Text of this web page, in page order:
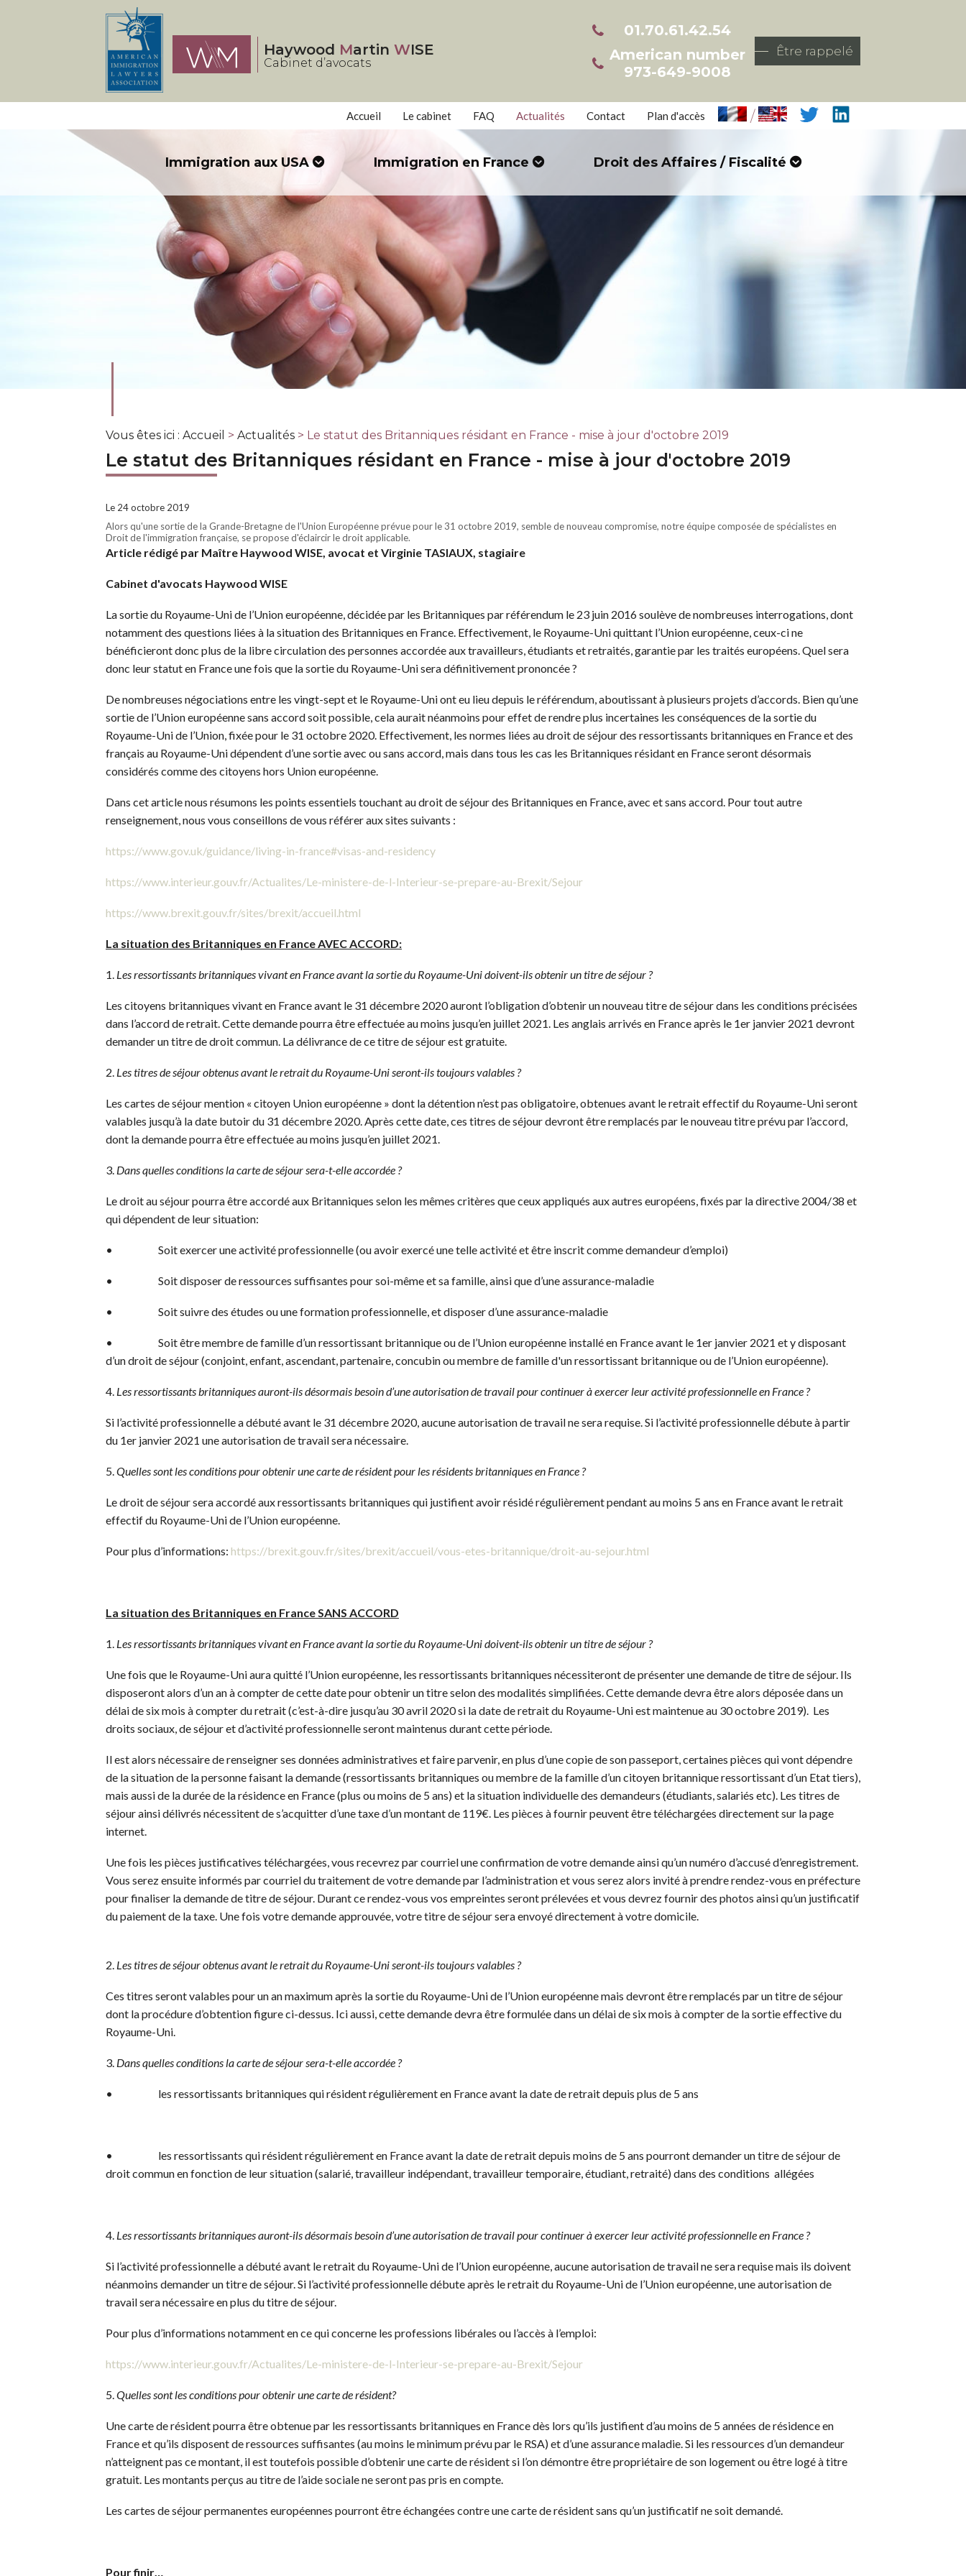
Haywood Martin WISE
Cabinet d’avocats
01.70.61.42.54
American number
973-649-9008
Être rappelé
Accueil Le cabinet FAQ Actualités Contact Plan d'accès /
Immigration aux USA Immigration en France Droit des Affaires / Fiscalité
Vous êtes ici : Accueil > Actualités > Le statut des Britanniques résidant en France - mise à jour d'octobre 2019
Le statut des Britanniques résidant en France - mise à jour d'octobre 2019
Le 24 octobre 2019
Alors qu'une sortie de la Grande-Bretagne de l'Union Européenne prévue pour le 31 octobre 2019, semble de nouveau compromise, notre équipe composée de spécialistes en
Droit de l'immigration française, se propose d'éclaircir le droit applicable.
Article rédigé par Maître Haywood WISE, avocat et Virginie TASIAUX, stagiaire
Cabinet d'avocats Haywood WISE
La sortie du Royaume-Uni de l’Union européenne, décidée par les Britanniques par référendum le 23 juin 2016 soulève de nombreuses interrogations, dont
notamment des questions liées à la situation des Britanniques en France. Effectivement, le Royaume-Uni quittant l’Union européenne, ceux-ci ne
bénéficieront donc plus de la libre circulation des personnes accordée aux travailleurs, étudiants et retraités, garantie par les traités européens. Quel sera
donc leur statut en France une fois que la sortie du Royaume-Uni sera définitivement prononcée ?
De nombreuses négociations entre les vingt-sept et le Royaume-Uni ont eu lieu depuis le référendum, aboutissant à plusieurs projets d’accords. Bien qu’une
sortie de l’Union européenne sans accord soit possible, cela aurait néanmoins pour effet de rendre plus incertaines les conséquences de la sortie du
Royaume-Uni de l’Union, fixée pour le 31 octobre 2020. Effectivement, les normes liées au droit de séjour des ressortissants britanniques en France et des
français au Royaume-Uni dépendent d’une sortie avec ou sans accord, mais dans tous les cas les Britanniques résidant en France seront désormais
considérés comme des citoyens hors Union européenne.
Dans cet article nous résumons les points essentiels touchant au droit de séjour des Britanniques en France, avec et sans accord. Pour tout autre
renseignement, nous vous conseillons de vous référer aux sites suivants :
https://www.gov.uk/guidance/living-in-france#visas-and-residency
https://www.interieur.gouv.fr/Actualites/Le-ministere-de-l-Interieur-se-prepare-au-Brexit/Sejour
https://www.brexit.gouv.fr/sites/brexit/accueil.html
La situation des Britanniques en France AVEC ACCORD:
1. Les ressortissants britanniques vivant en France avant la sortie du Royaume-Uni doivent-ils obtenir un titre de séjour ?
Les citoyens britanniques vivant en France avant le 31 décembre 2020 auront l’obligation d’obtenir un nouveau titre de séjour dans les conditions précisées
dans l’accord de retrait. Cette demande pourra être effectuée au moins jusqu’en juillet 2021. Les anglais arrivés en France après le 1er janvier 2021 devront
demander un titre de droit commun. La délivrance de ce titre de séjour est gratuite.
2. Les titres de séjour obtenus avant le retrait du Royaume-Uni seront-ils toujours valables ?
Les cartes de séjour mention « citoyen Union européenne » dont la détention n’est pas obligatoire, obtenues avant le retrait effectif du Royaume-Uni seront
valables jusqu’à la date butoir du 31 décembre 2020. Après cette date, ces titres de séjour devront être remplacés par le nouveau titre prévu par l’accord,
dont la demande pourra être effectuée au moins jusqu’en juillet 2021.
3. Dans quelles conditions la carte de séjour sera-t-elle accordée ?
Le droit au séjour pourra être accordé aux Britanniques selon les mêmes critères que ceux appliqués aux autres européens, fixés par la directive 2004/38 et
qui dépendent de leur situation:
• Soit exercer une activité professionnelle (ou avoir exercé une telle activité et être inscrit comme demandeur d’emploi)
• Soit disposer de ressources suffisantes pour soi-même et sa famille, ainsi que d’une assurance-maladie
• Soit suivre des études ou une formation professionnelle, et disposer d’une assurance-maladie
• Soit être membre de famille d’un ressortissant britannique ou de l’Union européenne installé en France avant le 1er janvier 2021 et y disposant
d’un droit de séjour (conjoint, enfant, ascendant, partenaire, concubin ou membre de famille d'un ressortissant britannique ou de l’Union européenne).
4. Les ressortissants britanniques auront-ils désormais besoin d’une autorisation de travail pour continuer à exercer leur activité professionnelle en France ?
Si l’activité professionnelle a débuté avant le 31 décembre 2020, aucune autorisation de travail ne sera requise. Si l’activité professionnelle débute à partir
du 1er janvier 2021 une autorisation de travail sera nécessaire.
5. Quelles sont les conditions pour obtenir une carte de résident pour les résidents britanniques en France ?
Le droit de séjour sera accordé aux ressortissants britanniques qui justifient avoir résidé régulièrement pendant au moins 5 ans en France avant le retrait
effectif du Royaume-Uni de l’Union européenne.
Pour plus d’informations: https://brexit.gouv.fr/sites/brexit/accueil/vous-etes-britannique/droit-au-sejour.html
La situation des Britanniques en France SANS ACCORD
1. Les ressortissants britanniques vivant en France avant la sortie du Royaume-Uni doivent-ils obtenir un titre de séjour ?
Une fois que le Royaume-Uni aura quitté l’Union européenne, les ressortissants britanniques nécessiteront de présenter une demande de titre de séjour. Ils
disposeront alors d’un an à compter de cette date pour obtenir un titre selon des modalités simplifiées. Cette demande devra être alors déposée dans un
délai de six mois à compter du retrait (c’est-à-dire jusqu’au 30 avril 2020 si la date de retrait du Royaume-Uni est maintenue au 30 octobre 2019). Les
droits sociaux, de séjour et d’activité professionnelle seront maintenus durant cette période.
Il est alors nécessaire de renseigner ses données administratives et faire parvenir, en plus d’une copie de son passeport, certaines pièces qui vont dépendre
de la situation de la personne faisant la demande (ressortissants britanniques ou membre de la famille d’un citoyen britannique ressortissant d’un Etat tiers),
mais aussi de la durée de la résidence en France (plus ou moins de 5 ans) et la situation individuelle des demandeurs (étudiants, salariés etc). Les titres de
séjour ainsi délivrés nécessitent de s’acquitter d’une taxe d’un montant de 119€. Les pièces à fournir peuvent être téléchargées directement sur la page
internet.
Une fois les pièces justificatives téléchargées, vous recevrez par courriel une confirmation de votre demande ainsi qu’un numéro d’accusé d’enregistrement.
Vous serez ensuite informés par courriel du traitement de votre demande par l’administration et vous serez alors invité à prendre rendez-vous en préfecture
pour finaliser la demande de titre de séjour. Durant ce rendez-vous vos empreintes seront prélevées et vous devrez fournir des photos ainsi qu’un justificatif
du paiement de la taxe. Une fois votre demande approuvée, votre titre de séjour sera envoyé directement à votre domicile.
2. Les titres de séjour obtenus avant le retrait du Royaume-Uni seront-ils toujours valables ?
Ces titres seront valables pour un an maximum après la sortie du Royaume-Uni de l’Union européenne mais devront être remplacés par un titre de séjour
dont la procédure d’obtention figure ci-dessus. Ici aussi, cette demande devra être formulée dans un délai de six mois à compter de la sortie effective du
Royaume-Uni.
3. Dans quelles conditions la carte de séjour sera-t-elle accordée ?
• les ressortissants britanniques qui résident régulièrement en France avant la date de retrait depuis plus de 5 ans
• les ressortissants qui résident régulièrement en France avant la date de retrait depuis moins de 5 ans pourront demander un titre de séjour de
droit commun en fonction de leur situation (salarié, travailleur indépendant, travailleur temporaire, étudiant, retraité) dans des conditions allégées
4. Les ressortissants britanniques auront-ils désormais besoin d’une autorisation de travail pour continuer à exercer leur activité professionnelle en France ?
Si l’activité professionnelle a débuté avant le retrait du Royaume-Uni de l’Union européenne, aucune autorisation de travail ne sera requise mais ils doivent
néanmoins demander un titre de séjour. Si l’activité professionnelle débute après le retrait du Royaume-Uni de l’Union européenne, une autorisation de
travail sera nécessaire en plus du titre de séjour.
Pour plus d’informations notamment en ce qui concerne les professions libérales ou l’accès à l’emploi:
https://www.interieur.gouv.fr/Actualites/Le-ministere-de-l-Interieur-se-prepare-au-Brexit/Sejour
5. Quelles sont les conditions pour obtenir une carte de résident?
Une carte de résident pourra être obtenue par les ressortissants britanniques en France dès lors qu’ils justifient d’au moins de 5 années de résidence en
France et qu’ils disposent de ressources suffisantes (au moins le minimum prévu par le RSA) et d’une assurance maladie. Si les ressources d’un demandeur
n’atteignent pas ce montant, il est toutefois possible d’obtenir une carte de résident si l’on démontre être propriétaire de son logement ou être logé à titre
gratuit. Les montants perçus au titre de l’aide sociale ne seront pas pris en compte.
Les cartes de séjour permanentes européennes pourront être échangées contre une carte de résident sans qu’un justificatif ne soit demandé.
Pour finir…